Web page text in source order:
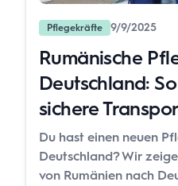
Pflegekräfte 9/9/2025
Rumänische
Deutschland:
sichere
Du hast einen neuen
Deutschland? Wir
von Rumänien nach